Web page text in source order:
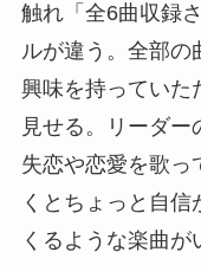
触れ「全6曲収録
ルが違う。全部の
興味を持っていた
見せる。リーダ
失恋や恋愛を歌っ
くとちょっと自
くるような楽曲